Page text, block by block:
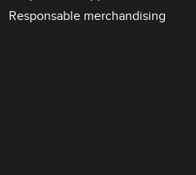
Responsable merchandising